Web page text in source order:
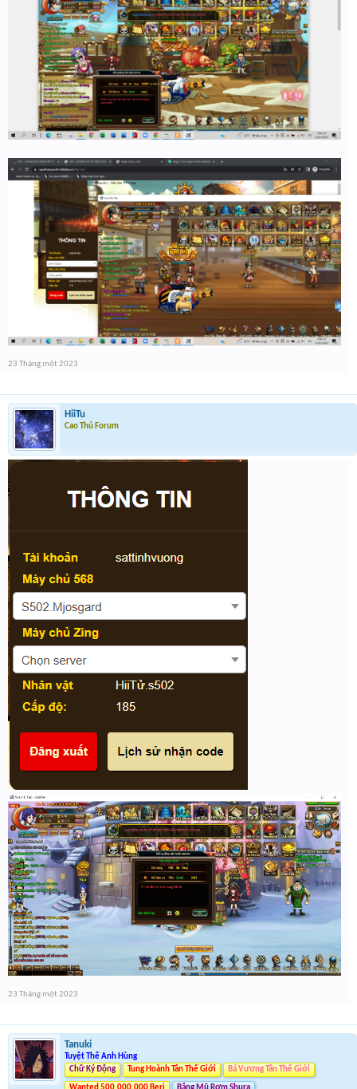
23 Tháng một 2023
HiiTu
Cao Thủ Forum
23 Tháng một 2023
Tanuki
Tuyệt Thế Anh Hùng
Chữ Ký Động
Tung Hoành Tân Thế Giới Bá Vương Tân Thế Giới